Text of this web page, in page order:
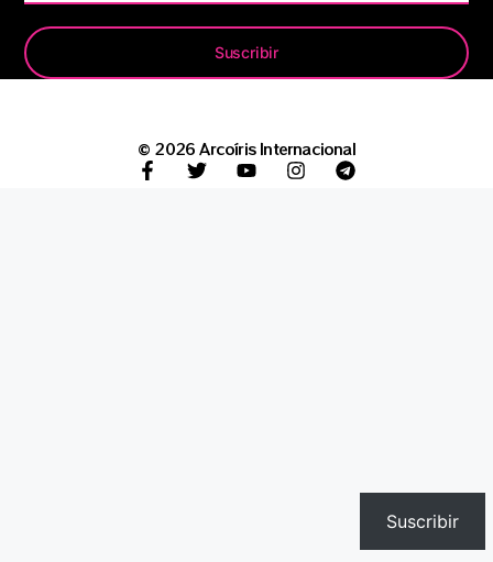
Suscribir
© 2026 Arcoíris Internacional
Suscribir